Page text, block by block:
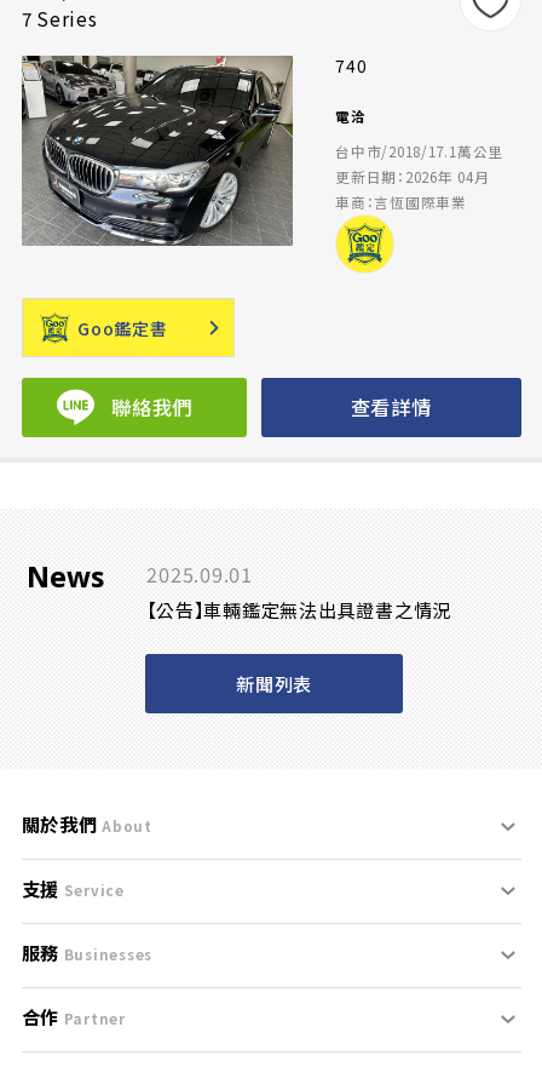
7 Series
740
電洽
台中市/2018/17.1萬公里
更新日期：2026年 04月
車商：言恆國際車業
Goo鑑定書
聯絡我們 查看詳情
News 2025.09.01
【公告】車輛鑑定無法出具證書之情況
新聞列表
關於我們 About
刊登規範
服務條款
免責聲明
支援 Service
支援中心
聯絡我們
服務 Businesses
什麼是Goo鑑定？
合作 Partner